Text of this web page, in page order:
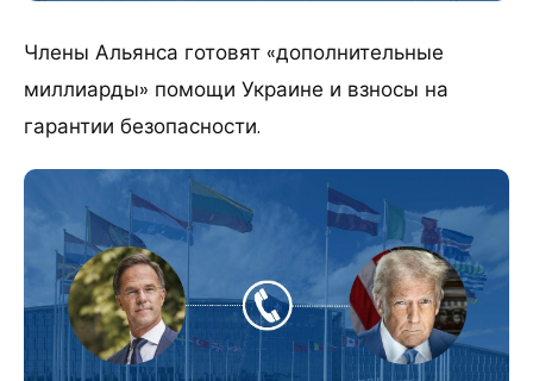
Члены Альянса готовят «дополнительные
миллиарды» помощи Украине и взносы на
гарантии безопасности.